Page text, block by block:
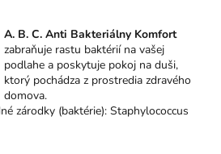
A. B. C. Anti Bakteriálny Komfort
zabraňuje rastu baktérií na vašej
podlahe a poskytuje pokoj na duši,
ktorý pochádza z prostredia zdravého
domova.
zárodky (baktérie): Staphylococcus